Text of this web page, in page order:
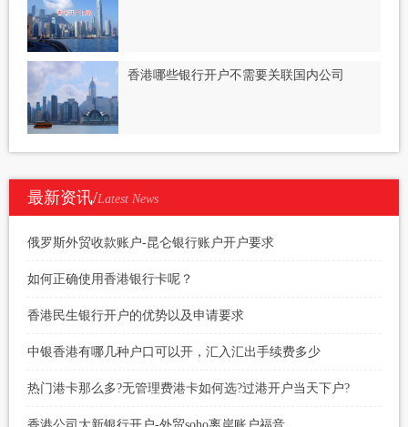
香港哪些银行开户不需要关联国内公司
最新资讯/Latest News
俄罗斯外贸收款账户-昆仑银行账户开户要求
如何正确使用香港银行卡呢？
香港民生银行开户的优势以及申请要求
中银香港有哪几种户口可以开，汇入汇出手续费多少
热门港卡那么多?无管理费港卡如何选?过港开户当天下户?